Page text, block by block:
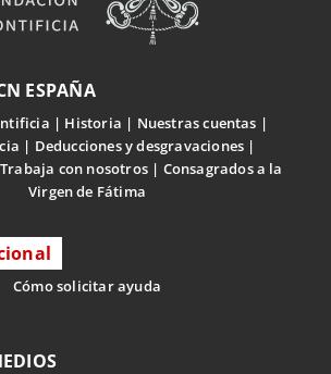
ESPAÑA
Historia
Nuestras cuentas
Deducciones y desgravaciones
Trabaja con nosotros
Consagrados a la
Virgen de Fátima
Cómo solicitar ayuda